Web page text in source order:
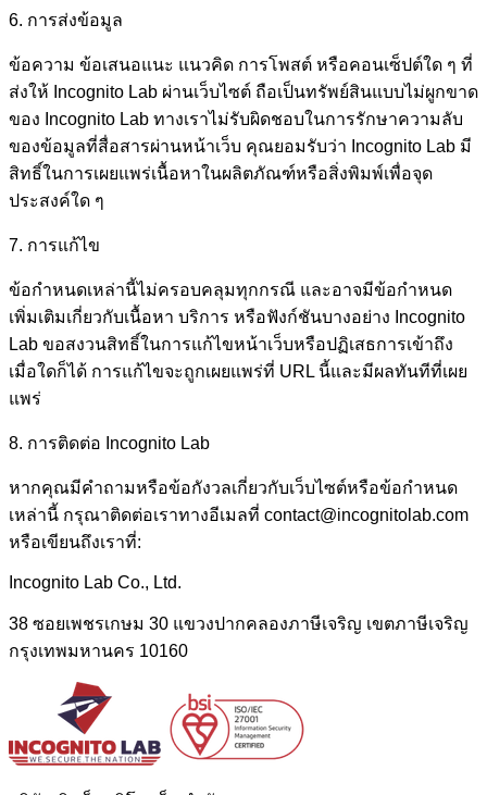
6. การส่งข้อมูล
ข้อความ ข้อเสนอแนะ แนวคิด การโพสต์ หรือคอนเซ็ปต์ใด ๆ ที่
ส่งให้ Incognito Lab ผ่านเว็บไซต์ ถือเป็นทรัพย์สินแบบไม่ผูกขาด
ของ Incognito Lab ทางเราไม่รับผิดชอบในการรักษาความลับ
ของข้อมูลที่สื่อสารผ่านหน้าเว็บ คุณยอมรับว่า Incognito Lab มี
สิทธิ์ในการเผยแพร่เนื้อหาในผลิตภัณฑ์หรือสิ่งพิมพ์เพื่อจุด
ประสงค์ใด ๆ
7. การแก้ไข
ข้อกำหนดเหล่านี้ไม่ครอบคลุมทุกกรณี และอาจมีข้อกำหนด
เพิ่มเติมเกี่ยวกับเนื้อหา บริการ หรือฟังก์ชันบางอย่าง Incognito
Lab ขอสงวนสิทธิ์ในการแก้ไขหน้าเว็บหรือปฏิเสธการเข้าถึง
เมื่อใดก็ได้ การแก้ไขจะถูกเผยแพร่ที่ URL นี้และมีผลทันทีที่เผย
แพร่
8. การติดต่อ Incognito Lab
หากคุณมีคำถามหรือข้อกังวลเกี่ยวกับเว็บไซต์หรือข้อกำหนด
เหล่านี้ กรุณาติดต่อเราทางอีเมลที่ contact@incognitolab.com
หรือเขียนถึงเราที่:
Incognito Lab Co., Ltd.
38 ซอยเพชรเกษม 30 แขวงปากคลองภาษีเจริญ เขตภาษีเจริญ
กรุงเทพมหานคร 10160